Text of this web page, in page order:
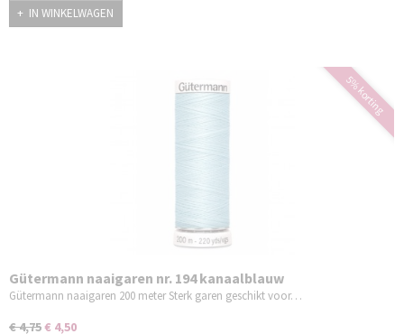
IN WINKELWAGEN
5% korting
Gütermann naaigaren nr. 194 kanaalblauw
Gütermann naaigaren 200 meter Sterk garen geschikt voor…
€ 4,75€ 4,50